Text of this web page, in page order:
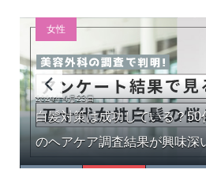
薄毛を止めたい人必見！WEB
見る結果と対策
女性
2024年4月23日
白髪対策は成功している？50
のヘアケア調査結果が興味深
米糠由来成分で薄毛改善？最
シトール＆フィチン酸の驚き
新発売！生薬100％配合で女
くする『モルティ薬用育毛剤
女性にミノキシジルは有効？
から副作用も徹底解析